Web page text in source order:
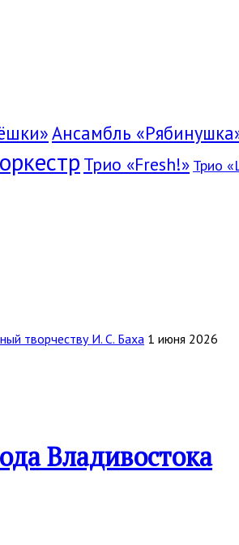
Ансамбль
Трио «Fresh!» Трио
творчеству И. С. Баха 1 июня 2026
Владивостока